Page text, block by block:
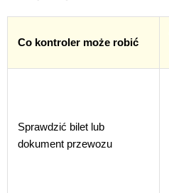
Co kontroler może robić
Sprawdzić bilet lub
dokument przewozu